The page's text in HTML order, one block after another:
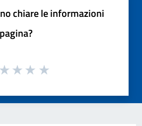
chiare le informazioni